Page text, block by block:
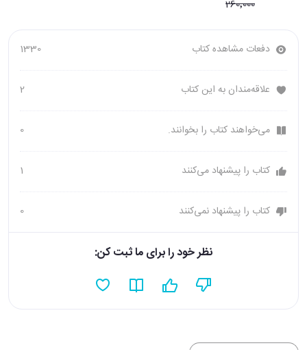
260٬000
دفعات مشاهده کتاب 1330
علاقه‌مندان به این کتاب 2
می‌خواهند کتاب را بخوانند. 0
کتاب را پیشنهاد می‌کنند 1
کتاب را پیشنهاد نمی‌کنند 0
نظر خود را برای ما ثبت کن: